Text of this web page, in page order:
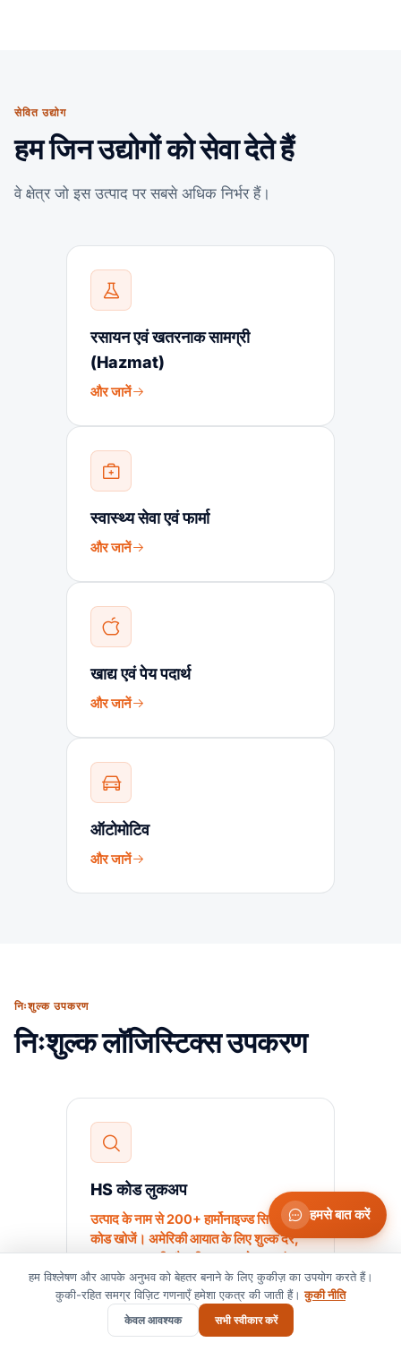
सेवित उद्योग
हम जिन उद्योगों को सेवा देते हैं
वे क्षेत्र जो इस उत्पाद पर सबसे अधिक निर्भर हैं।
रसायन एवं खतरनाक सामग्री
(Hazmat)
और जानें
स्वास्थ्य सेवा एवं फार्मा
और जानें
खाद्य एवं पेय पदार्थ
और जानें
ऑटोमोटिव
और जानें
निःशुल्क उपकरण
निःशुल्क लॉजिस्टिक्स उपकरण
HS कोड लुकअप
उत्पाद के नाम से 200+ हार्मोनाइज्ड सिस्टम
कोड खोजें। अमेरिकी आयात के लिए शुल्क दरें,
अध्याय जानकारी और सीमा शुल्क नोट्स पाएं।
हमसे बात करें
हम विश्लेषण और आपके अनुभव को बेहतर बनाने के लिए कुकीज़ का उपयोग करते हैं।
कुकी-रहित समग्र विज़िट गणनाएँ हमेशा एकत्र की जाती हैं।कुकी नीति
केवल आवश्यक सभी स्वीकार करें